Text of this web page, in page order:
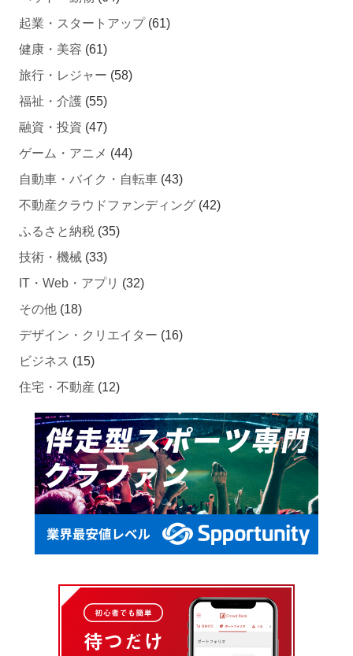
起業・スタートアップ(61)
健康・美容 (61)
旅行・レジャー (58)
福祉・介護 (55)
融資・投資 (47)
ゲーム・アニメ (44)
自動車・バイク・自転車 (43)
不動産クラウドファンディング (42)
ふるさと納税 (35)
技術・機械 (33)
IT・Web・アプリ (32)
その他 (18)
デザイン・クリエイター (16)
ビジネス (15)
住宅・不動産 (12)